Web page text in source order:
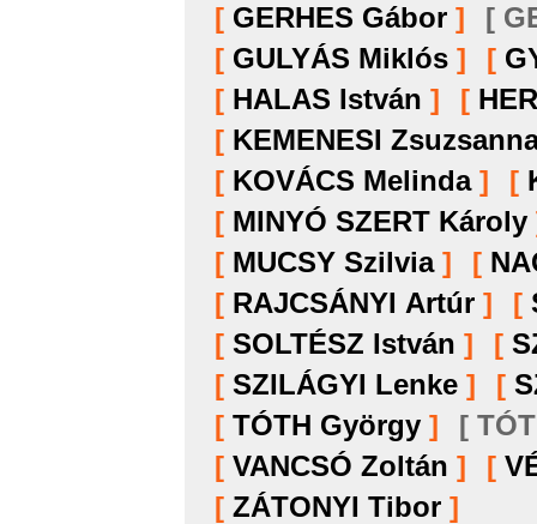
[ GERHES Gábor ]
[
[ GULYÁS Miklós ] [
[ HALAS István ] [
[ KEMENESI
[ KOVÁCS Melinda] [
[ MINYÓ SZERT Károly
[ MUCSY Szilvia] [
[ RAJCSÁNYI Artúr ] [
[ SOLTÉSZ István ] [
[ SZILÁGYI Lenke ] [
[ TÓTH György ]
[
[ VANCSÓ Zoltán ] [
[ ZÁTONYI Tibor ]